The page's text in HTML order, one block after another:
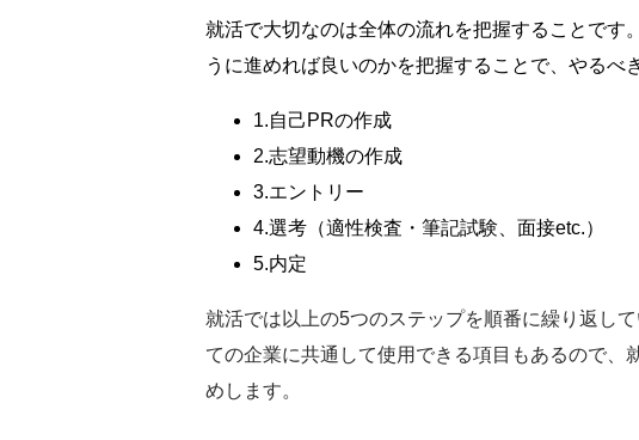
就活で大切なのは全体の流れを把握することです
うに進めれば良いのかを把握することで、やるべ
1.自己PRの作成
2.志望動機の作成
3.エントリー
4.選考（適性検査・筆記試験、面接etc.）
5.内定
就活では以上の5つのステップを順番に繰り返し
ての企業に共通して使用できる項目もあるので、
めします。